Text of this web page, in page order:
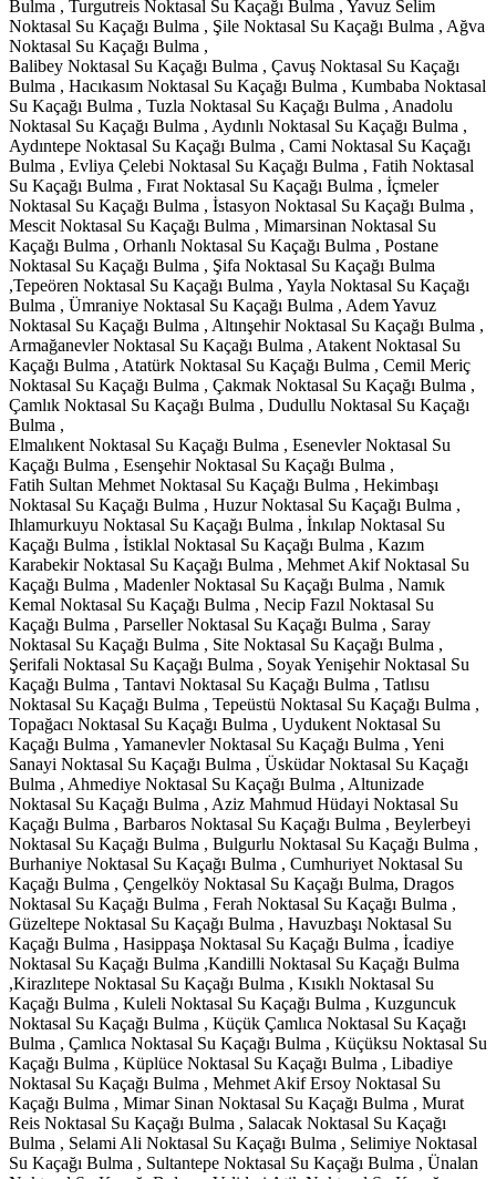
Bulma , Turgutreis Noktasal Su Kaçağı Bulma , Yavuz Selim
Noktasal Su Kaçağı Bulma , Şile Noktasal Su Kaçağı Bulma , Ağva
Noktasal Su Kaçağı Bulma ,
Balibey Noktasal Su Kaçağı Bulma , Çavuş Noktasal Su Kaçağı
Bulma , Hacıkasım Noktasal Su Kaçağı Bulma , Kumbaba Noktasal
Su Kaçağı Bulma , Tuzla Noktasal Su Kaçağı Bulma , Anadolu
Noktasal Su Kaçağı Bulma , Aydınlı Noktasal Su Kaçağı Bulma ,
Aydıntepe Noktasal Su Kaçağı Bulma , Cami Noktasal Su Kaçağı
Bulma , Evliya Çelebi Noktasal Su Kaçağı Bulma , Fatih Noktasal
Su Kaçağı Bulma , Fırat Noktasal Su Kaçağı Bulma , İçmeler
Noktasal Su Kaçağı Bulma , İstasyon Noktasal Su Kaçağı Bulma ,
Mescit Noktasal Su Kaçağı Bulma , Mimarsinan Noktasal Su
Kaçağı Bulma , Orhanlı Noktasal Su Kaçağı Bulma , Postane
Noktasal Su Kaçağı Bulma , Şifa Noktasal Su Kaçağı Bulma
,Tepeören Noktasal Su Kaçağı Bulma , Yayla Noktasal Su Kaçağı
Bulma , Ümraniye Noktasal Su Kaçağı Bulma , Adem Yavuz
Noktasal Su Kaçağı Bulma , Altınşehir Noktasal Su Kaçağı Bulma ,
Armağanevler Noktasal Su Kaçağı Bulma , Atakent Noktasal Su
Kaçağı Bulma , Atatürk Noktasal Su Kaçağı Bulma , Cemil Meriç
Noktasal Su Kaçağı Bulma , Çakmak Noktasal Su Kaçağı Bulma ,
Çamlık Noktasal Su Kaçağı Bulma , Dudullu Noktasal Su Kaçağı
Bulma ,
Elmalıkent Noktasal Su Kaçağı Bulma , Esenevler Noktasal Su
Kaçağı Bulma , Esenşehir Noktasal Su Kaçağı Bulma ,
Fatih Sultan Mehmet Noktasal Su Kaçağı Bulma , Hekimbaşı
Noktasal Su Kaçağı Bulma , Huzur Noktasal Su Kaçağı Bulma ,
Ihlamurkuyu Noktasal Su Kaçağı Bulma , İnkılap Noktasal Su
Kaçağı Bulma , İstiklal Noktasal Su Kaçağı Bulma , Kazım
Karabekir Noktasal Su Kaçağı Bulma , Mehmet Akif Noktasal Su
Kaçağı Bulma , Madenler Noktasal Su Kaçağı Bulma , Namık
Kemal Noktasal Su Kaçağı Bulma , Necip Fazıl Noktasal Su
Kaçağı Bulma , Parseller Noktasal Su Kaçağı Bulma , Saray
Noktasal Su Kaçağı Bulma , Site Noktasal Su Kaçağı Bulma ,
Şerifali Noktasal Su Kaçağı Bulma , Soyak Yenişehir Noktasal Su
Kaçağı Bulma , Tantavi Noktasal Su Kaçağı Bulma , Tatlısu
Noktasal Su Kaçağı Bulma , Tepeüstü Noktasal Su Kaçağı Bulma ,
Topağacı Noktasal Su Kaçağı Bulma , Uydukent Noktasal Su
Kaçağı Bulma , Yamanevler Noktasal Su Kaçağı Bulma , Yeni
Sanayi Noktasal Su Kaçağı Bulma , Üsküdar Noktasal Su Kaçağı
Bulma , Ahmediye Noktasal Su Kaçağı Bulma , Altunizade
Noktasal Su Kaçağı Bulma , Aziz Mahmud Hüdayi Noktasal Su
Kaçağı Bulma , Barbaros Noktasal Su Kaçağı Bulma , Beylerbeyi
Noktasal Su Kaçağı Bulma , Bulgurlu Noktasal Su Kaçağı Bulma ,
Burhaniye Noktasal Su Kaçağı Bulma , Cumhuriyet Noktasal Su
Kaçağı Bulma , Çengelköy Noktasal Su Kaçağı Bulma, Dragos
Noktasal Su Kaçağı Bulma , Ferah Noktasal Su Kaçağı Bulma ,
Güzeltepe Noktasal Su Kaçağı Bulma , Havuzbaşı Noktasal Su
Kaçağı Bulma , Hasippaşa Noktasal Su Kaçağı Bulma , İcadiye
Noktasal Su Kaçağı Bulma ,Kandilli Noktasal Su Kaçağı Bulma
,Kirazlıtepe Noktasal Su Kaçağı Bulma , Kısıklı Noktasal Su
Kaçağı Bulma , Kuleli Noktasal Su Kaçağı Bulma , Kuzguncuk
Noktasal Su Kaçağı Bulma , Küçük Çamlıca Noktasal Su Kaçağı
Bulma , Çamlıca Noktasal Su Kaçağı Bulma , Küçüksu Noktasal Su
Kaçağı Bulma , Küplüce Noktasal Su Kaçağı Bulma , Libadiye
Noktasal Su Kaçağı Bulma , Mehmet Akif Ersoy Noktasal Su
Kaçağı Bulma , Mimar Sinan Noktasal Su Kaçağı Bulma , Murat
Reis Noktasal Su Kaçağı Bulma , Salacak Noktasal Su Kaçağı
Bulma , Selami Ali Noktasal Su Kaçağı Bulma , Selimiye Noktasal
Su Kaçağı Bulma , Sultantepe Noktasal Su Kaçağı Bulma , Ünalan